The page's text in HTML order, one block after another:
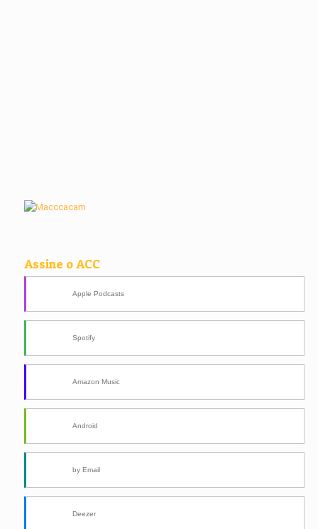
Assine o ACC
Apple Podcasts
Spotify
Amazon Music
Android
by Email
Deezer